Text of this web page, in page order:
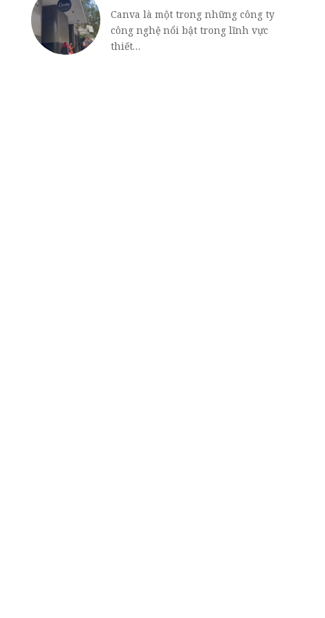
Canva là một trong những công ty
công nghệ nổi bật trong lĩnh vực
thiết…